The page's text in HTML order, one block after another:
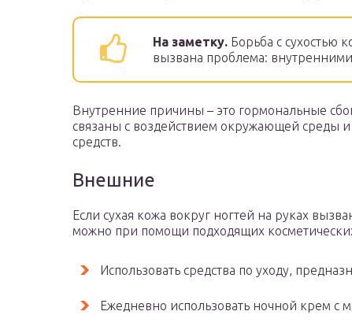
На заметку. Борьба с сухостью
вызвана проблема:
Внутренние причины – это гормональные
связаны с воздействием окружающей среды
средств.
Внешние
Если сухая кожа вокруг ногтей на руках
можно при помощи подходящих
Использовать средства по уходу,
Ежедневно использовать ночной крем с